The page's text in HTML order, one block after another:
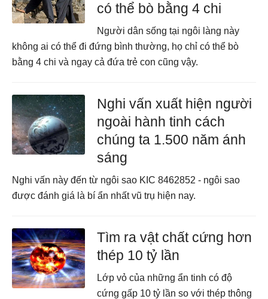
có thể bò bằng 4 chi
Người dân sống tại ngôi làng này
không ai có thể đi đứng bình thường, họ chỉ có thể bò
bằng 4 chi và ngay cả đứa trẻ con cũng vậy.
Nghi vấn xuất hiện người
ngoài hành tinh cách
chúng ta 1.500 năm ánh
sáng
Nghi vấn này đến từ ngôi sao KIC 8462852 - ngôi sao
được đánh giá là bí ẩn nhất vũ trụ hiện nay.
Tìm ra vật chất cứng hơn
thép 10 tỷ lần
Lớp vỏ của những ẩn tinh có độ
cứng gấp 10 tỷ lần so với thép thông